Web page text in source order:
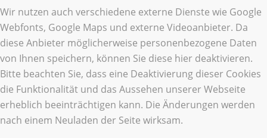
Wir nutzen auch verschiedene externe Dienste wie Google
Webfonts, Google Maps und externe Videoanbieter. Da
diese Anbieter möglicherweise personenbezogene Daten
von Ihnen speichern, können Sie diese hier deaktivieren.
Bitte beachten Sie, dass eine Deaktivierung dieser Cookies
die Funktionalität und das Aussehen unserer Webseite
erheblich beeinträchtigen kann. Die Änderungen werden
nach einem Neuladen der Seite wirksam.